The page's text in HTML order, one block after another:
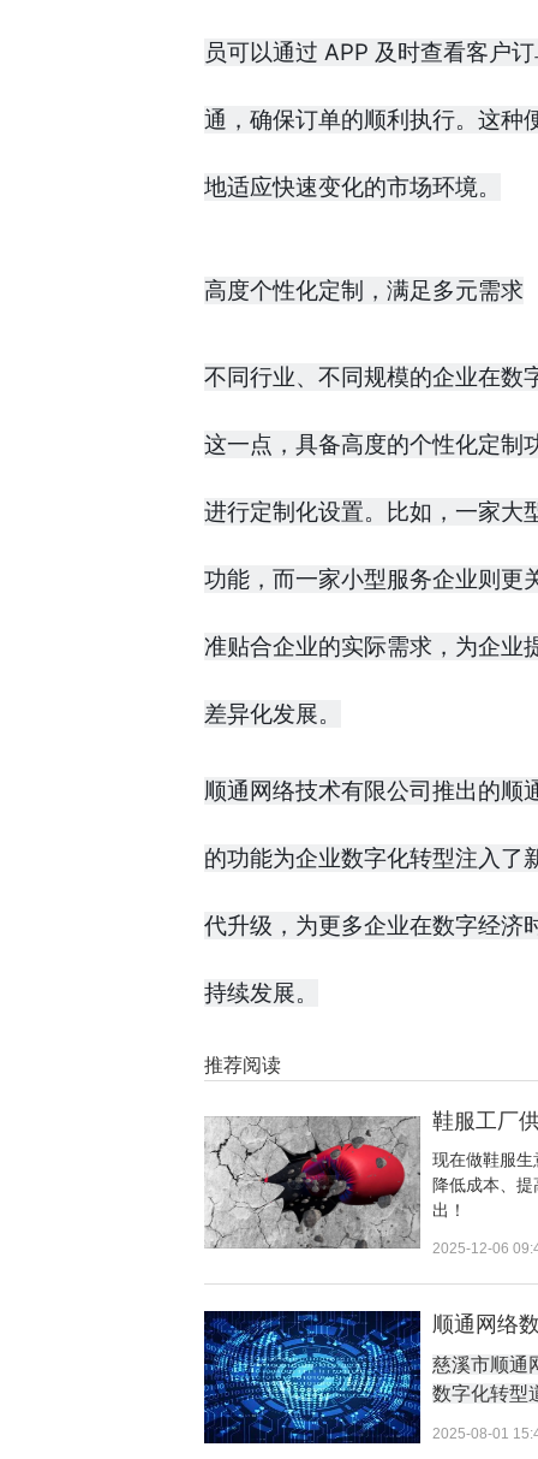
员可以通过 APP 及时查看客户
通，确保订单的顺利执行。这种
地适应快速变化的市场环境。
高度个性化定制，满足多元需求
不同行业、不同规模的企业在数
这一点，具备高度的个性化定制
进行定制化设置。比如，一家大
功能，而一家小型服务企业则更
准贴合企业的实际需求，为企业
差异化发展。
顺通网络技术有限公司推出的顺
的功能为企业数字化转型注入了
代升级，为更多企业在数字经济
持续发展。
推荐阅读
鞋服工厂
现在做鞋服
降低成本、
出！
2025-12-06
顺通网络
慈溪市顺通
数字化转型
2025-08-01